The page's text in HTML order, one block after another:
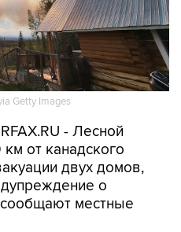
Getty Images
- Лесной
от канадского
двух домов,
о
местные